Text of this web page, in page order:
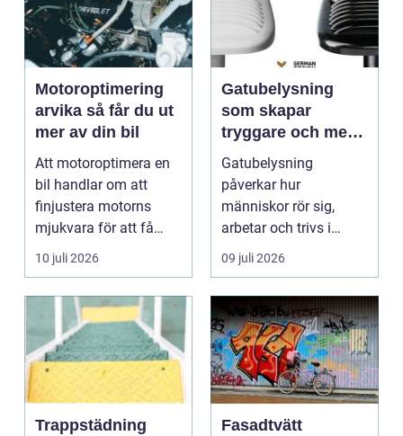
Motoroptimering
arvika så får du ut
mer av din bil
Att motoroptimera en
bil handlar om att
finjustera motorns
mjukvara för att få
bättre respons, mer k...
10 juli 2026
Gatubelysning
som skapar
tryggare och mer
hållbara miljöer
Gatubelysning
påverkar hur
människor rör sig,
arbetar och trivs i
städer och samhällen.
Bra belysnin...
09 juli 2026
Trappstädning
Fasadtvätt